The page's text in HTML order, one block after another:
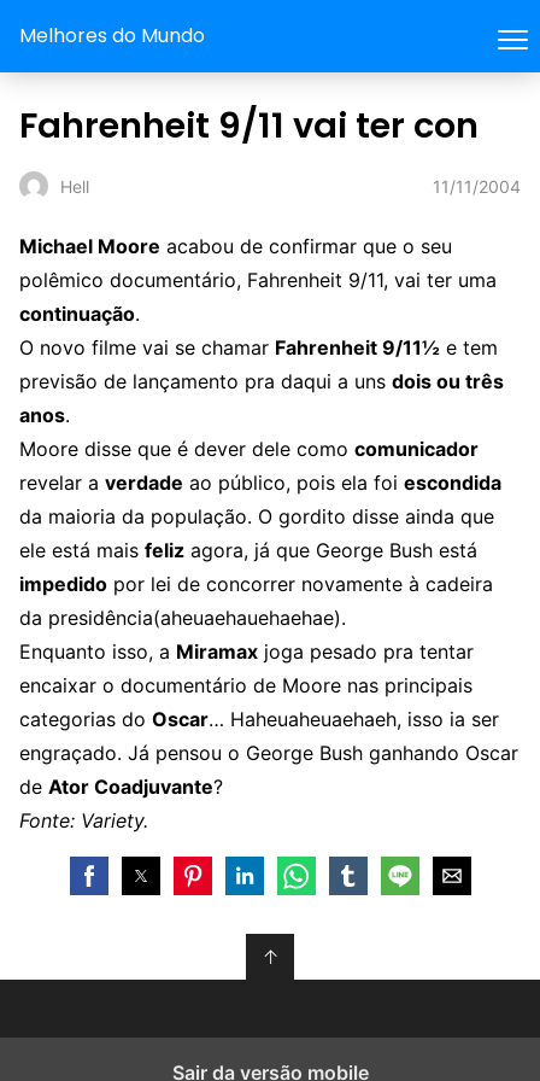
Melhores do Mundo
Fahrenheit 9/11 vai ter con
Hell 11/11/2004
Michael Moore acabou de confirmar que o seu
polêmico documentário, Fahrenheit 9/11, vai ter uma
continuação.
O novo filme vai se chamar Fahrenheit 9/11½ e tem
previsão de lançamento pra daqui a uns dois ou três
anos.
Moore disse que é dever dele como comunicador
revelar a verdade ao público, pois ela foi escondida
da maioria da população. O gordito disse ainda que
ele está mais feliz agora, já que George Bush está
impedido por lei de concorrer novamente à cadeira
da presidência(aheuaehauehaehae).
Enquanto isso, a Miramax joga pesado pra tentar
encaixar o documentário de Moore nas principais
categorias do Oscar… Haheuaheuaehaeh, isso ia ser
engraçado. Já pensou o George Bush ganhando Oscar
de Ator Coadjuvante?
Fonte: Variety.
↑
Sair da versão mobile